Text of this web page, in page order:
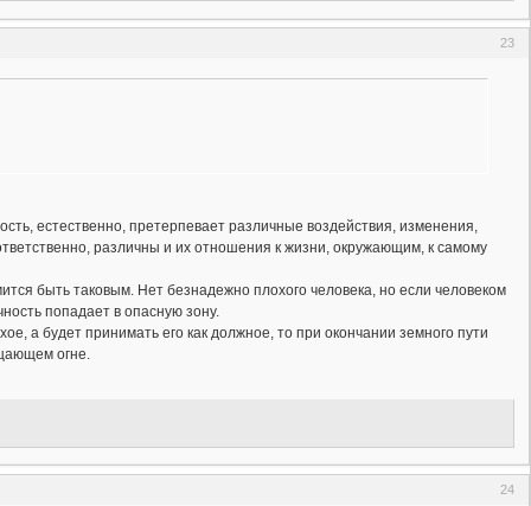
23
естественно, претерпевает различные воздействия, изменения,
различны и их отношения к жизни, окружающим, к самому
быть таковым. Нет безнадежно плохого человека, но если человеком
попадает в опасную зону.
а будет принимать его как должное, то при окончании земного пути
огне.
24